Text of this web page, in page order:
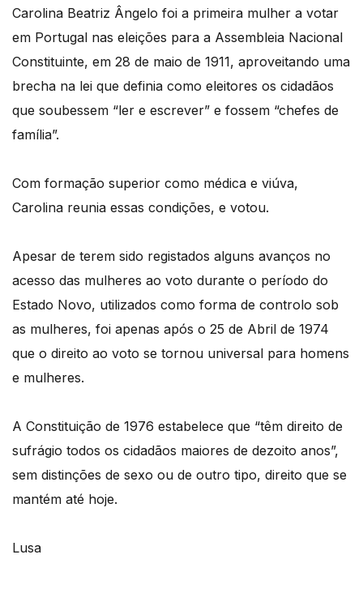
Carolina Beatriz Ângelo foi a primeira mulher a votar
em Portugal nas eleições para a Assembleia Nacional
Constituinte, em 28 de maio de 1911, aproveitando uma
brecha na lei que definia como eleitores os cidadãos
que soubessem “ler e escrever” e fossem “chefes de
família”.
Com formação superior como médica e viúva,
Carolina reunia essas condições, e votou.
Apesar de terem sido registados alguns avanços no
acesso das mulheres ao voto durante o período do
Estado Novo, utilizados como forma de controlo sob
as mulheres, foi apenas após o 25 de Abril de 1974
que o direito ao voto se tornou universal para homens
e mulheres.
A Constituição de 1976 estabelece que “têm direito de
sufrágio todos os cidadãos maiores de dezoito anos”,
sem distinções de sexo ou de outro tipo, direito que se
mantém até hoje.
Lusa